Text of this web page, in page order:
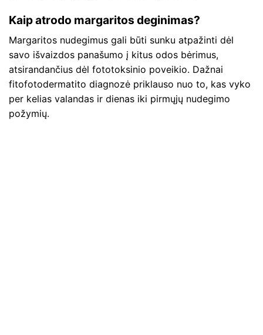
Kaip atrodo margaritos deginimas?
Margaritos nudegimus gali būti sunku atpažinti dėl
savo išvaizdos panašumo į kitus odos bėrimus,
atsirandančius dėl fototoksinio poveikio. Dažnai
fitofotodermatito diagnozė priklauso nuo to, kas vyko
per kelias valandas ir dienas iki pirmųjų nudegimo
požymių.